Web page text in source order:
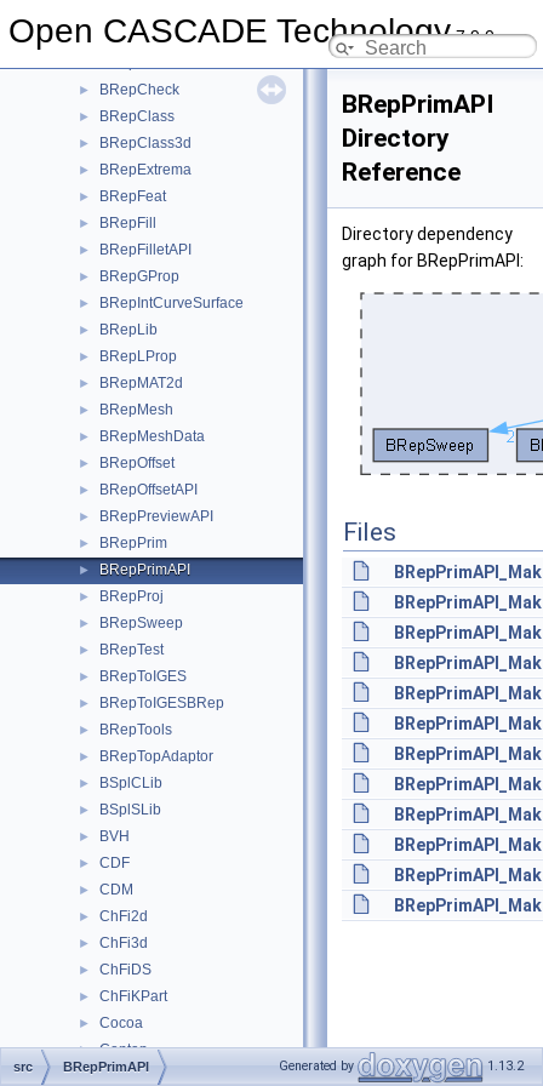
Open CASCADE Technology7.9.0
BRepBndLib
► BRepCheck
► BRepClass
► BRepClass3d
► BRepExtrema
► BRepFeat
► BRepFill
► BRepFilletAPI
► BRepGProp
► BRepIntCurveSurface
► BRepLib
► BRepLProp
► BRepMAT2d
► BRepMesh
► BRepMeshData
► BRepOffset
► BRepOffsetAPI
► BRepPreviewAPI
► BRepPrim
► BRepPrimAPI
► BRepProj
► BRepSweep
► BRepTest
► BRepToIGES
► BRepToIGESBRep
► BRepTools
► BRepTopAdaptor
► BSplCLib
► BSplSLib
► BVH
► CDF
► CDM
► ChFi2d
► ChFi3d
► ChFiDS
► ChFiKPart
► Cocoa
► Contap
► Convert
BRepPrimAPI
Directory
Reference
Directory dependency
graph for BRepPrimAPI:
Files
src BRepPrimAPI Generated by 1.13.2